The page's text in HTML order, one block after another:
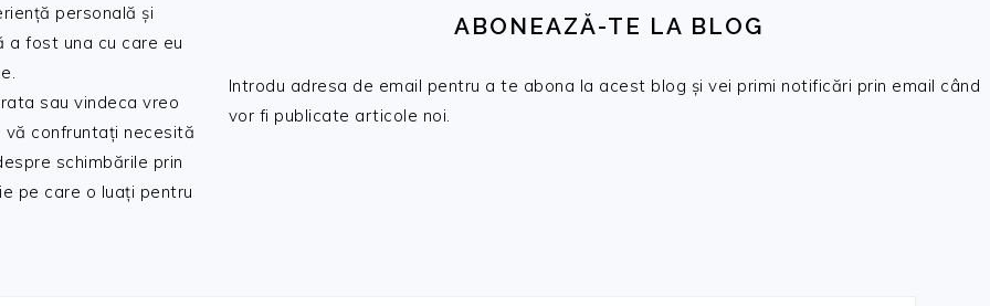
personală și
a fost una cu care eu
sau vindeca vreo
confruntați necesită
schimbările prin
pe care o luați pentru
ABONEAZĂ-TE LA BLOG
Introdu adresa de email pentru a te abona la acest blog și vei primi notificări prin email când
vor fi publicate articole noi.